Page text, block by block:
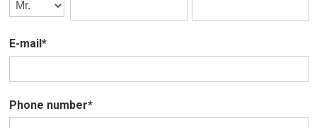
E-mail*
Phone number*